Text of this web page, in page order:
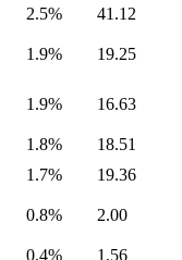
2.5% 41.12
1.9% 19.25
1.9% 16.63
1.8% 18.51
1.7% 19.36
0.8% 2.00
0.4% 1.56